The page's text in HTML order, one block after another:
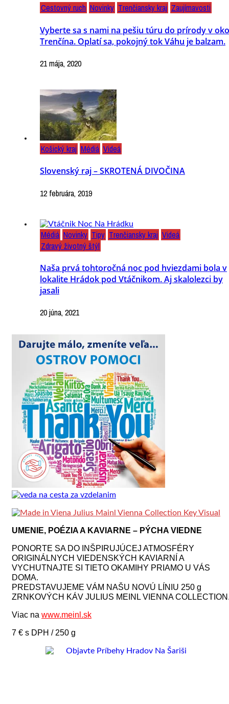
Cestovný ruch Novinky Trenčiansky kraj Zaujímavosti
Vyberte sa s nami na pešiu túru do prírody v
Trenčína. Oplatí sa, pokojný tok Váhu je balzam.
21 mája, 2020
Košický kraj Médiá Videá
Slovenský raj – SKROTENÁ DIVOČINA
12 februára, 2019
Médiá Novinky Tipy Trenčiansky kraj Videá
Zdravý životný štýl
Naša prvá tohtoročná noc pod hviezdami bola v
lokalite Hrádok pod Vtáčnikom. Aj skalolezci by
jasali
20 júna, 2021
UMENIE, POÉZIA A KAVIARNE – PÝCHA VIEDNE
PONORTE SA DO INŠPIRUJÚCEJ ATMOSFÉRY
ORIGINÁLNYCH VIEDENSKÝCH KAVIARNÍ A
VYCHUTNAJTE SI TIETO OKAMIHY PRIAMO U VÁS
DOMA.
PREDSTAVUJEME VÁM NAŠU NOVÚ LÍNIU 250 g
ZRNKOVÝCH KÁV JULIUS MEINL VIENNA
Viac na www.meinl.sk
7 € s DPH / 250 g